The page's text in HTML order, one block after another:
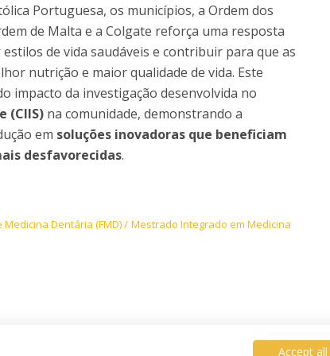
Portuguesa, os municípios, a Ordem dos
de Malta e a Colgate reforça uma resposta
de vida saudáveis e contribuir para que as
nutrição e maior qualidade de vida. Este
impacto da investigação desenvolvida no
(CIIS) na comunidade, demonstrando a
em soluções inovadoras que beneficiam
desfavorecidas.
Medicina Dentária (FMD)
Mestrado Integrado em Medicina
Accept all